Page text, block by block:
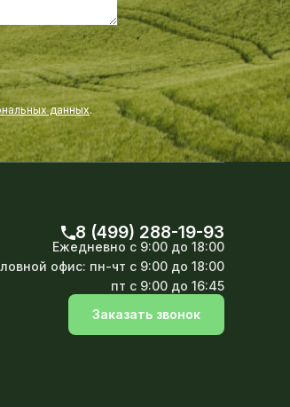
данных.
8 (499) 288-19-93
Ежедневно с 9:00 до 18:00
офис: пн-чт с 9:00 до 18:00
пт с 9:00 до 16:45
Заказать звонок